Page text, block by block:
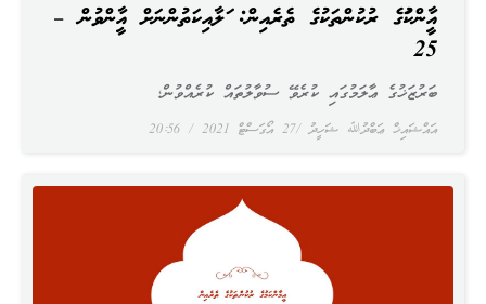
އީމާންކަމުގެ ރުކުންތަކުގެ ތެރެއިން: މަލާއިކަތުންނަށް އީމާންވުން –
25
އައްޝައިޚް ޢަބްދުﷲ ޝަހީދު 27 އޯގަސްޓް 2021
ބަރުޒަޚުގެ ޢާލަމުގައި ކުރެވޭ ސުވާލުތައް ކުރެއްވުން؛